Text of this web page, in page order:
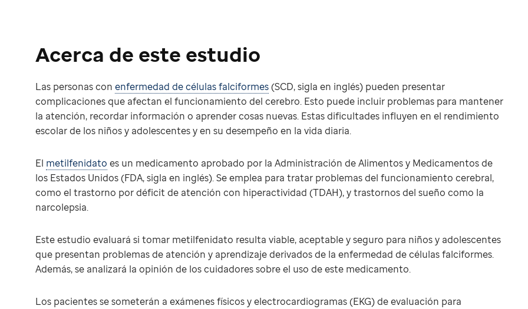
Acerca de este estudio
Las personas con enfermedad de células falciformes(SCD, sigla en inglés) pueden presentar
complicaciones que afectan el funcionamiento del cerebro. Esto puede incluir problemas para mantener
la atención, recordar información o aprender cosas nuevas. Estas dificultades influyen en el rendimiento
escolar de los niños y adolescentes y en su desempeño en la vida diaria.
El metilfenidato es un medicamento aprobado por la Administración de Alimentos y Medicamentos de
los Estados Unidos (FDA, sigla en inglés). Se emplea para tratar problemas del funcionamiento cerebral,
como el trastorno por déficit de atención con hiperactividad (TDAH), y trastornos del sueño como la
narcolepsia.
Este estudio evaluará si tomar metilfenidato resulta viable, aceptable y seguro para niños y adolescentes
que presentan problemas de atención y aprendizaje derivados de la enfermedad de células falciformes.
Además, se analizará la opinión de los cuidadores sobre el uso de este medicamento.
Los pacientes se someterán a exámenes físicos y electrocardiogramas (EKG) de evaluación para